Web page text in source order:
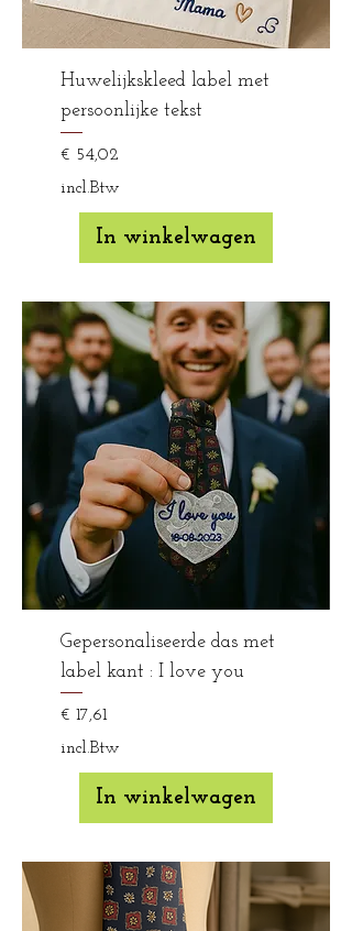
Huwelijkskleed label met
persoonlijke tekst
Prijs
€ 54,02
incl.Btw
In winkelwagen
Gepersonaliseerde das met
label kant : I love you
Prijs
€ 17,61
incl.Btw
In winkelwagen